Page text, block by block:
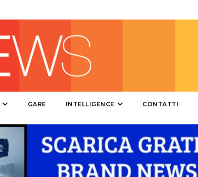
GARE INTELLIGENCE CONTATTI